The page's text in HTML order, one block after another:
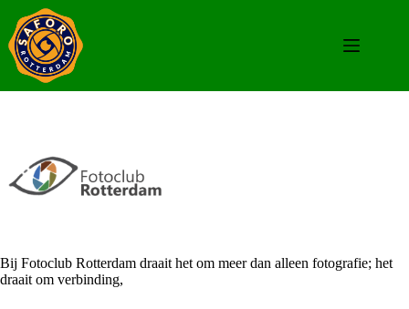
Bij Fotoclub Rotterdam draait het om meer dan alleen fotografie; het
draait om verbinding,